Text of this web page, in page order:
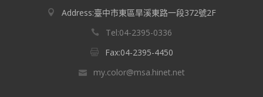
Address:臺中市東區旱溪東路一段372號2F
Tel:04-2395-0336
Fax:04-2395-4450
my.color@msa.hinet.net